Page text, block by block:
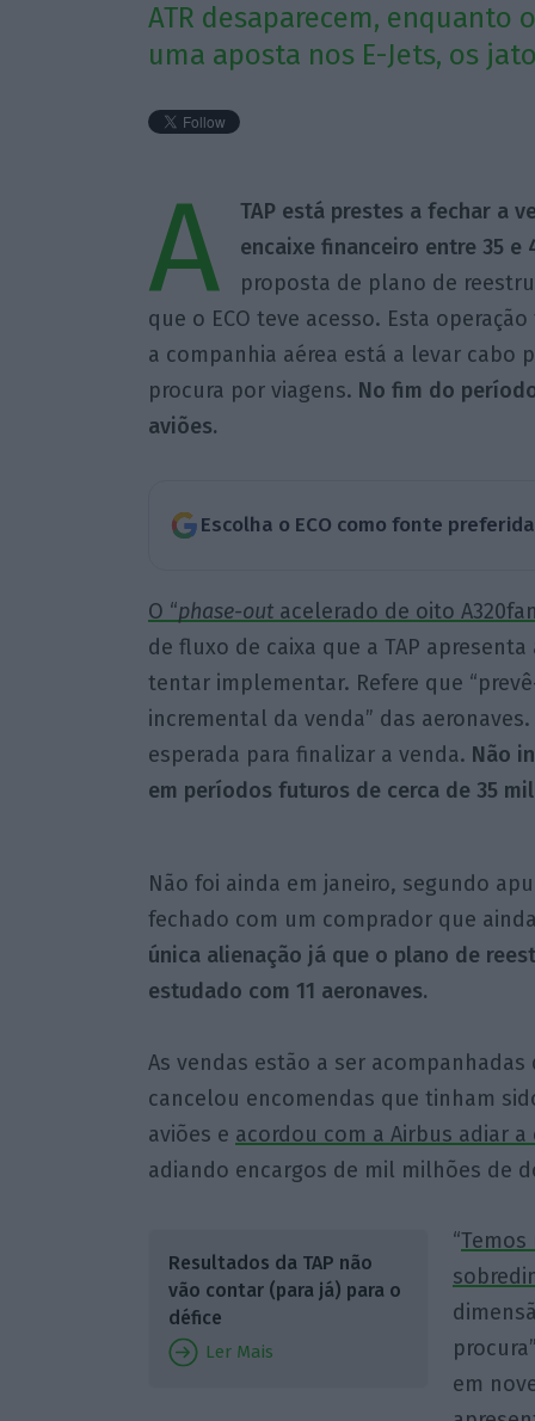
ATR desaparecem, enquanto
uma aposta nos E-Jets, os
A
TAP está prestes a fechar a
encaixe financeiro entre 35 e
proposta de plano de
que o ECO teve acesso. Esta
a companhia aérea está a levar cabo
procura por viagens. No fim do
aviões.
Escolha o ECO como fonte
O “phase-outacelerado de oito
de fluxo de caixa que a TAP
tentar implementar. Refere que
incremental da venda” das
esperada para finalizar a venda. Não
em períodos futuros de cerca de 35
Não foi ainda em janeiro, segundo
fechado com um comprador que
única alienação já que o plano de
estudado com 11 aeronaves.
As vendas estão a ser
cancelou encomendas que tinham
aviões e acordou com a Airbus adiar a
adiando encargos de mil milhões de
Resultados da TAP não
vão contar (para já) para o
défice
Ler Mais
“Temos
em